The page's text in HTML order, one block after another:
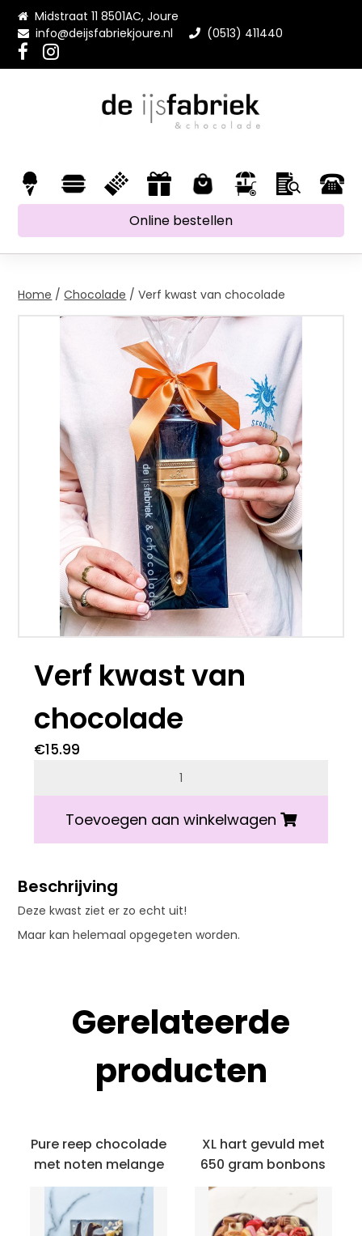
Midstraat 11 8501AC, Joure
info@deijsfabriekjoure.nl
(0513) 411440
Online bestellen
Home /Chocolade / Verf kwast van chocolade
Verf kwast van
chocolade
€15.99
Verf kwast van chocolade aantal
Toevoegen aan winkelwagen
Beschrijving
Deze kwast ziet er zo echt uit!
Maar kan helemaal opgegeten worden.
Gerelateerde
producten
Pure reep chocolade
met noten melange
XL hart gevuld met
650 gram bonbons